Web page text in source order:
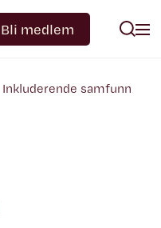
Bli medlem
Inkluderende samfunn